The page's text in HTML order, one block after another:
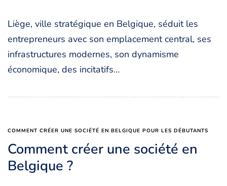
Liège, ville stratégique en Belgique, séduit les
entrepreneurs avec son emplacement central, ses
infrastructures modernes, son dynamisme
économique, des incitatifs…
COMMENT CRÉER UNE SOCIÉTÉ EN BELGIQUE POUR LES DÉBUTANTS
Comment créer une société en
Belgique ?